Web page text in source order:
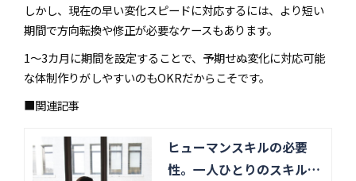
しかし、現在の早い変化スピードに対応するには、より短い
期間で方向転換や修正が必要なケースもあります。
1～3カ月に期間を設定することで、予期せぬ変化に対応可能
な体制作りがしやすいのもOKRだからこそです。
■関連記事
ヒューマンスキルの必要
性。一人ひとりのスキルを